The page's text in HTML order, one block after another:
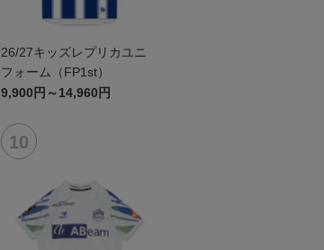
26/27キッズレプリカユニ
フォーム（FP1st）
9,900円～14,960円